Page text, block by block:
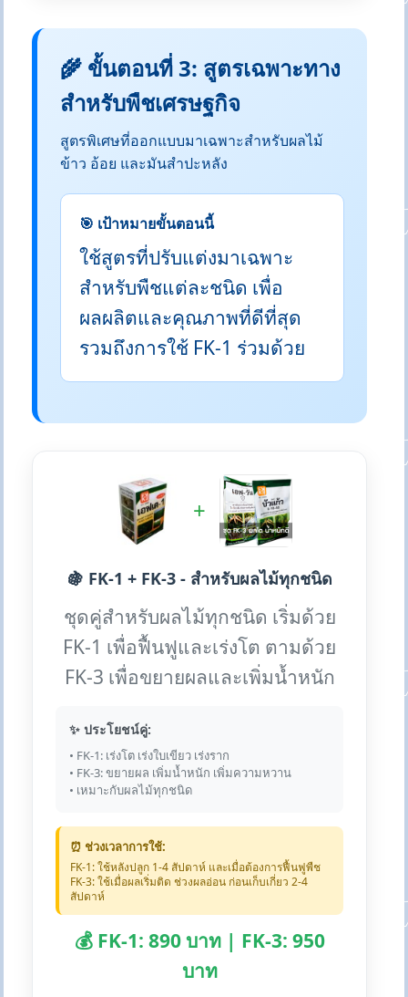
🌾 ขั้นตอนที่ 3: สูตรเฉพาะทาง
สำหรับพืชเศรษฐกิจ
สูตรพิเศษที่ออกแบบมาเฉพาะสำหรับผลไม้
ข้าว อ้อย และมันสำปะหลัง
🎯 เป้าหมายขั้นตอนนี้
ใช้สูตรที่ปรับแต่งมาเฉพาะ
สำหรับพืชแต่ละชนิด เพื่อ
ผลผลิตและคุณภาพที่ดีที่สุด
รวมถึงการใช้ FK-1 ร่วมด้วย
+
🍇 FK-1 + FK-3 - สำหรับผลไม้ทุกชนิด
ชุดคู่สำหรับผลไม้ทุกชนิด เริ่มด้วย
FK-1 เพื่อฟื้นฟูและเร่งโต ตามด้วย
FK-3 เพื่อขยายผลและเพิ่มน้ำหนัก
✨ ประโยชน์คู่:
• FK-1: เร่งโต เร่งใบเขียว เร่งราก
• FK-3: ขยายผล เพิ่มน้ำหนัก เพิ่มความหวาน
• เหมาะกับผลไม้ทุกชนิด
⏰ ช่วงเวลาการใช้:
FK-1: ใช้หลังปลูก 1-4 สัปดาห์ และเมื่อต้องการฟื้นฟูพืช
FK-3: ใช้เมื่อผลเริ่มติด ช่วงผลอ่อน ก่อนเก็บเกี่ยว 2-4
สัปดาห์
💰 FK-1: 890 บาท | FK-3: 950
บาท